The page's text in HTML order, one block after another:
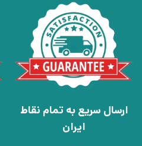
ارسال سریع به تمام نقاط
ایران